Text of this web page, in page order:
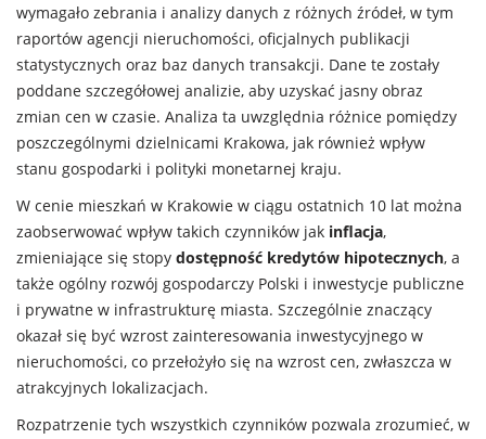
wymagało zebrania i analizy danych z różnych źródeł, w tym
raportów agencji nieruchomości, oficjalnych publikacji
statystycznych oraz baz danych transakcji. Dane te zostały
poddane szczegółowej analizie, aby uzyskać jasny obraz
zmian cen w czasie. Analiza ta uwzględnia różnice pomiędzy
poszczególnymi dzielnicami Krakowa, jak również wpływ
stanu gospodarki i polityki monetarnej kraju.
W cenie mieszkań w Krakowie w ciągu ostatnich 10 lat można
zaobserwować wpływ takich czynników jak inflacja,
zmieniające się stopy dostępność kredytów hipotecznych, a
także ogólny rozwój gospodarczy Polski i inwestycje publiczne
i prywatne w infrastrukturę miasta. Szczególnie znaczący
okazał się być wzrost zainteresowania inwestycyjnego w
nieruchomości, co przełożyło się na wzrost cen, zwłaszcza w
atrakcyjnych lokalizacjach.
Rozpatrzenie tych wszystkich czynników pozwala zrozumieć, w